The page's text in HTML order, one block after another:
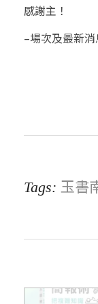
感謝主！
–場次及最新消
Tags: 玉書